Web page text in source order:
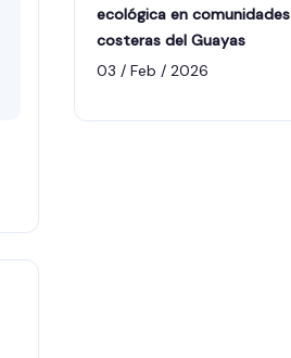
ecológica en comunidades
costeras del Guayas
03 / Feb / 2026